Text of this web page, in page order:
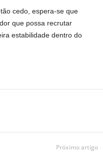
cedo, espera-se que
que possa recrutar
estabilidade dentro do
Próximo artigo